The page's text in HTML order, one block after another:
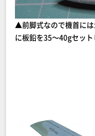
▲前脚式なので機首には
に板鉛を35～40gセット